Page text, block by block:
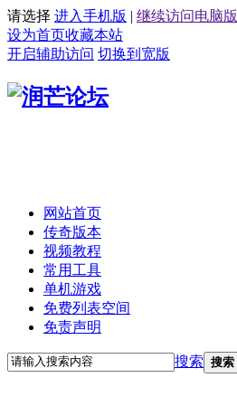
请选择 进入手机版 | 继续访问电脑版
设为首页收藏本站
开启辅助访问 切换到宽版
网站首页
传奇版本
视频教程
常用工具
单机游戏
免费列表空间
免责声明
搜索 搜索